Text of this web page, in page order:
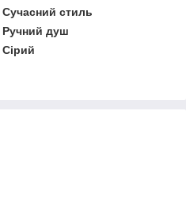
Сучасний стиль
Ручний душ
Сірий